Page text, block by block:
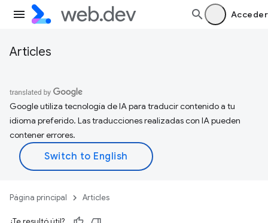
Acceder
Articles
Google utiliza tecnología de IA para traducir contenido a tu
idioma preferido. Las traducciones realizadas con IA pueden
contener errores.
Página principal Articles